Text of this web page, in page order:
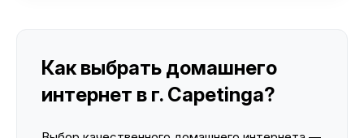
Как выбрать домашнего
интернет в г. Capetinga?